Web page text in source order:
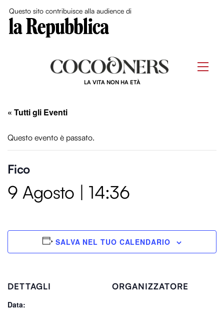
Questo sito contribuisce alla audience di
LA VITA NON HA ETÀ
« Tutti gli Eventi
Questo evento è passato.
Fico
9 Agosto | 14:36
SALVA NEL TUO CALENDARIO
DETTAGLI
Data:
ORGANIZZATORE